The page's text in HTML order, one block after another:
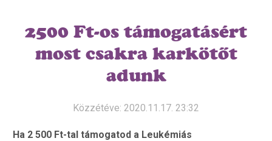
2500 Ft-os támogatásért
most csakra karkötőt
adunk
Közzétéve: 2020.11.17. 23:32
Ha 2 500 Ft-tal támogatod a Leukémiás